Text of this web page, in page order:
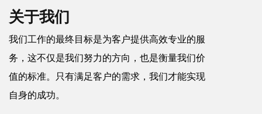
关于我们
我们工作的最终目标是为客户提供高效专业的服
务，这不仅是我们努力的方向，也是衡量我们价
值的标准。只有满足客户的需求，我们才能实现
自身的成功。